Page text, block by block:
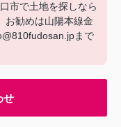
市で土地を探しなら
お勧めは山陽本線金
まで
せ